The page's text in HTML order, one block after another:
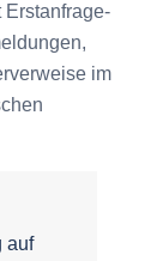
Erstanfrage-
im
auf